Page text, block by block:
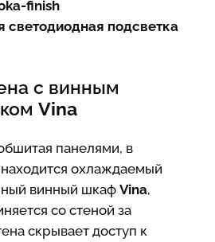
finish
светодиодная подсветка
с винным
Vina
панелями, в
охлаждаемый
винный шкаф Vina,
со стеной за
скрывает доступ к